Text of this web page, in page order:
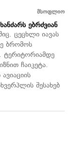
მსოფლიო
ებრძვიან
ცეცხლი იავას
ბრომოს
ტერიტორიამდე
ჩაიკეტა.
შესახებ